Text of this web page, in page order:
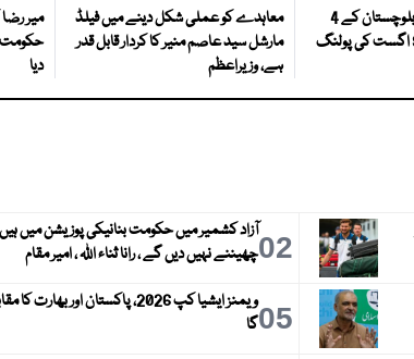
الیکشن کمیشن نے بلوچستان کے 4
بلدیاتی حلقوں میں 9 اگست کی پولنگ
معاہدے کو عملی شکل دینے میں فیلڈ
مارشل سید عاصم منیر کا کردار قابل قدر
ہے، وزیراعظم
میر
حکومت
دیا
02آزاد کشمیر میں حکومت بنانیکی پوزیشن میں
چھیننے نہیں دیں گے ، رانا ثناء اللہ ، امیر مقام
05
ویمنز ایشیا کپ 2026، پاکستان اور
گا